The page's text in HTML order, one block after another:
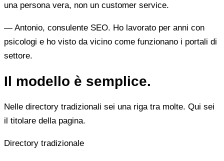
una persona vera, non un customer service.
— Antonio, consulente SEO. Ho lavorato per anni con
psicologi e ho visto da vicino come funzionano i portali di
settore.
Il modello è semplice.
Nelle directory tradizionali sei una riga tra molte. Qui sei
il titolare della pagina.
Directory tradizionale